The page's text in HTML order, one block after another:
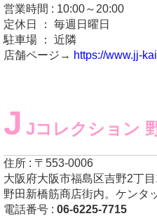
営業時間 : 10:00～20:00
定休日 ： 毎週日曜日
駐車場 ： 近隣
店舗ページ→ https://www.jj-
J Jコレクション
住所 : 〒553-0006
大阪府大阪市福島区吉野2丁
野田新橋筋商店街内。ケンタ
電話番号 : 06-6225-7715